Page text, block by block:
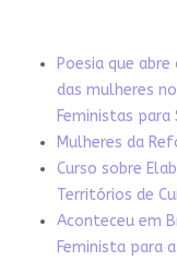
Poesia que
das mulheres
Feministas
Mulheres da
Curso sobre
Territórios de
Aconteceu em
Feminista para